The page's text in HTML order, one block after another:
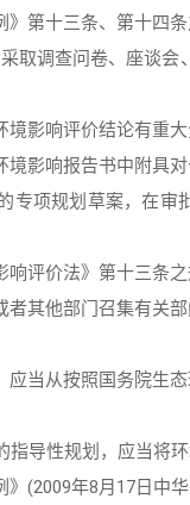
第十三条、第十四
取调查问卷、座谈
影响评价结论有重
影响报告书中附具
专项规划草案，在
评价法》第十三条
者其他部门召集有关
当从按照国务院生
指导性规划，应当将
(2009年8月17日中